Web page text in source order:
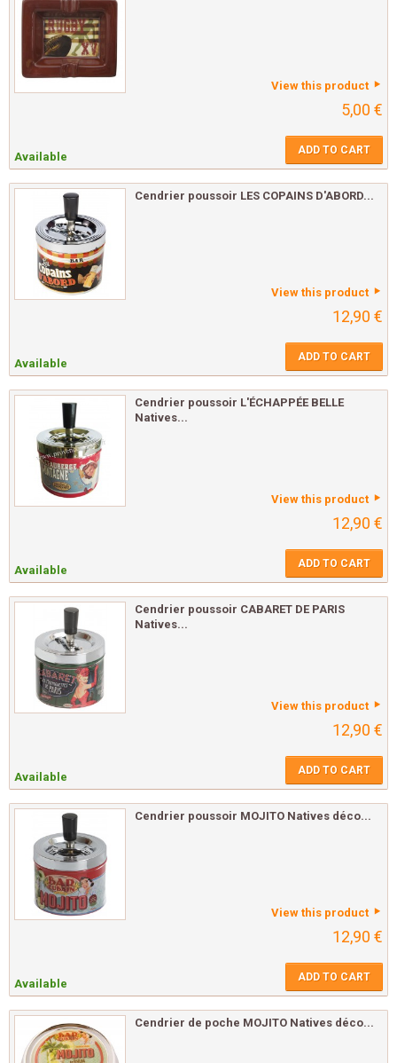
View this product
5,00 €
Available ADD TO CART
Cendrier poussoir LES COPAINS D'ABORD...
View this product
12,90 €
Available ADD TO CART
Cendrier poussoir L'ÉCHAPPÉE BELLE
Natives...
View this product
12,90 €
Available ADD TO CART
Cendrier poussoir CABARET DE PARIS
Natives...
View this product
12,90 €
Available ADD TO CART
Cendrier poussoir MOJITO Natives déco...
View this product
12,90 €
Available ADD TO CART
Cendrier de poche MOJITO Natives déco...